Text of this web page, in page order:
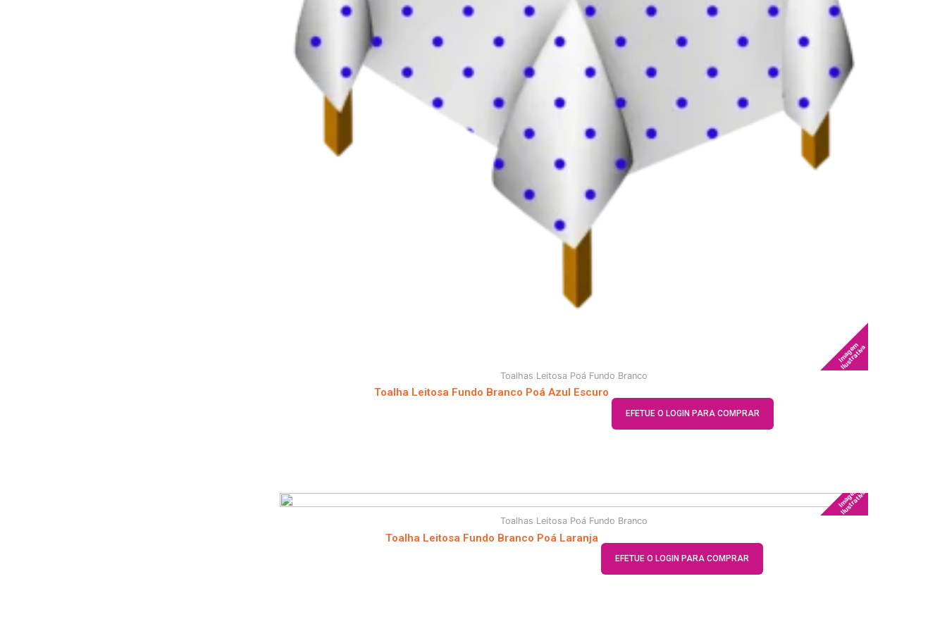
Imagem
Ilustrativa
Toalhas Leitosa Poá Fundo Branco
Toalha Leitosa Fundo Branco Poá Azul Escuro
EFETUE O LOGIN PARA COMPRAR
Imagem
Ilustrativa
Toalhas Leitosa Poá Fundo Branco
Toalha Leitosa Fundo Branco Poá Laranja
EFETUE O LOGIN PARA COMPRAR